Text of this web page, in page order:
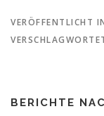
VERÖFFENTLICHT
BERICHTE